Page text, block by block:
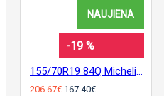
NAUJIENA
-19 %
206.67€ 167.40€